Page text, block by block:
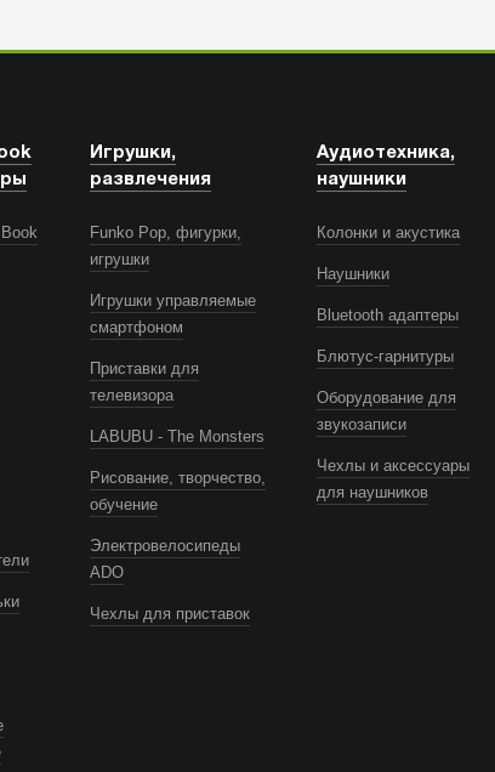
Игрушки,
развлечения
Funko Pop, фигурки,
игрушки
Игрушки управляемые
смартфоном
Приставки для
телевизора
LABUBU - The Monsters
Рисование, творчество,
обучение
Электровелосипеды
ADO
Чехлы для приставок
Аудиотехника,
наушники
Колонки и акустика
Наушники
Bluetooth адаптеры
Блютус-гарнитуры
Оборудование для
звукозаписи
Чехлы и аксессуары
для наушников